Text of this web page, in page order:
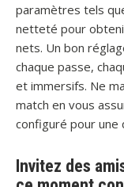
paramètres tels
netteté pour
nets. Un bon
chaque passe,
et immersifs. Ne
match en vous
configuré pour une
Invitez des